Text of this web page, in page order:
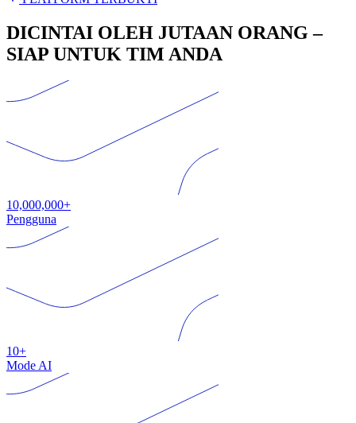
DICINTAI OLEH JUTAAN ORANG –
SIAP UNTUK TIM ANDA
10,000,000+
Pengguna
10+
Mode AI